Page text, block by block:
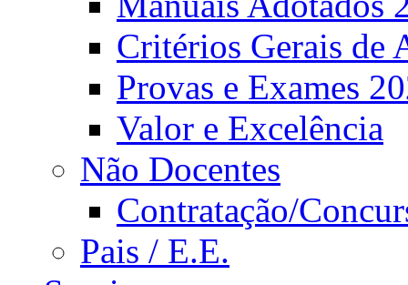
Critérios Gerais de
Provas e Exames
Valor e Excelência
Não Docentes
Contratação/
Pais / E.E.